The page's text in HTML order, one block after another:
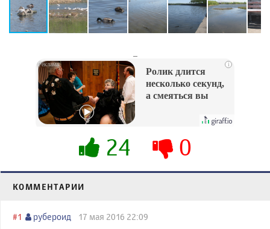
i
Ролик длится
несколько секунд,
а смеяться вы
24 0
КОММЕНТАРИИ
#1 рубероид 17 мая 2016 22:09